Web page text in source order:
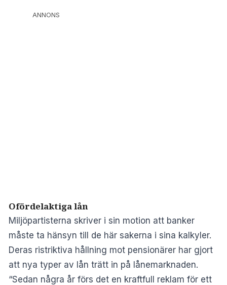
ANNONS
Ofördelaktiga lån
Miljöpartisterna skriver i sin motion att banker
måste ta hänsyn till de här sakerna i sina kalkyler.
Deras ristriktiva hållning mot pensionärer har gjort
att nya typer av lån trätt in på lånemarknaden.
“Sedan några år förs det en kraftfull reklam för ett